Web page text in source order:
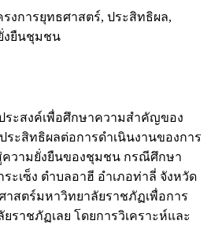
งการยุทธศาสตร์, ประสิทธิผล,
งยืนชุมชน
ะสงค์เพื่อศึกษาความสำคัญของ
ระสิทธิผลต่อการดำเนินงานของการ
วามยั่งยืนของชุมชน กรณีศึกษา
ะเซ็ง ตำบลอาฮี อำเภอท่าลี่ จังหวัด
าสตร์มหาวิทยาลัยราชภัฏเพื่อการ
าชภัฏเลย โดยการวิเคราะห์และ